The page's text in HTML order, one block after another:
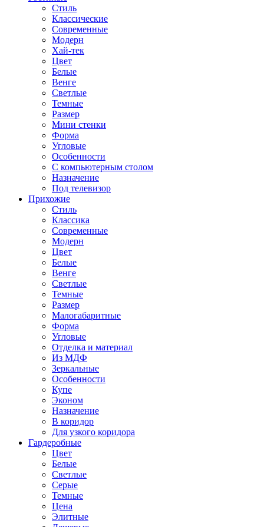
Стиль
Классические
Современные
Модерн
Хай-тек
Цвет
Белые
Венге
Светлые
Темные
Размер
Мини стенки
Форма
Угловые
Особенности
С компьютерным столом
Назначение
Под телевизор
Прихожие
Стиль
Классика
Современные
Модерн
Цвет
Белые
Венге
Светлые
Темные
Размер
Малогабаритные
Форма
Угловые
Отделка и материал
Из МДФ
Зеркальные
Особенности
Купе
Эконом
Назначение
В коридор
Для узкого коридора
Гардеробные
Цвет
Белые
Светлые
Серые
Темные
Цена
Элитные